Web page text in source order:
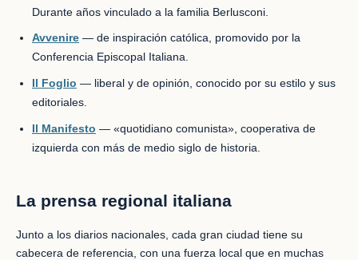
Durante años vinculado a la familia Berlusconi.
Avvenire — de inspiración católica, promovido por la
Conferencia Episcopal Italiana.
Il Foglio — liberal y de opinión, conocido por su estilo y sus
editoriales.
Il Manifesto — «quotidiano comunista», cooperativa de
izquierda con más de medio siglo de historia.
La prensa regional italiana
Junto a los diarios nacionales, cada gran ciudad tiene su
cabecera de referencia, con una fuerza local que en muchas